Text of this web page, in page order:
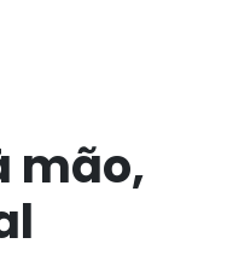
mão,